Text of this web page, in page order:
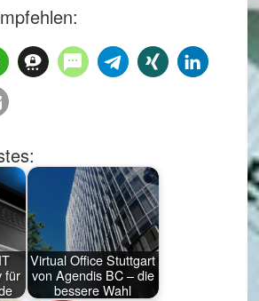
für
Virtual Office Stuttgart
von Agendis BC – die
bessere Wahl